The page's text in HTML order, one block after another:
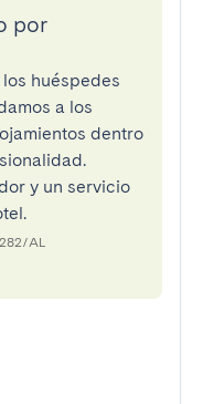
por
huéspedes
a los
dentro
y un servicio
AL